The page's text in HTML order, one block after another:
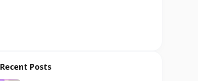
Recent Posts